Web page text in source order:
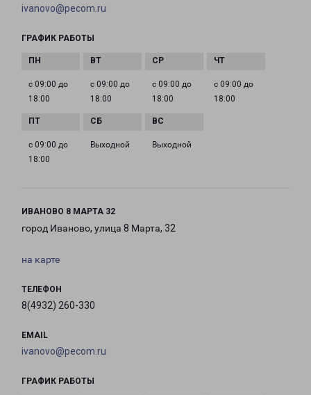
ivanovo@pecom.ru
ГРАФИК РАБОТЫ
с 09:00 до
18:00
с 09:00 до
18:00
с 09:00 до
18:00
с 09:00 до
18:00
с 09:00 до
18:00
Выходной Выходной
ИВАНОВО 8 МАРТА 32
город Иваново, улица 8 Марта, 32
на карте
ТЕЛЕФОН
8(4932) 260-330
EMAIL
ivanovo@pecom.ru
ГРАФИК РАБОТЫ